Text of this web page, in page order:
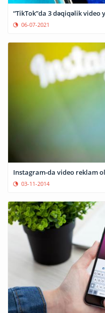
“TikTok”da 3 dəqiqəlik
06-07-2021
Instagram-da video reklam
03-11-2014